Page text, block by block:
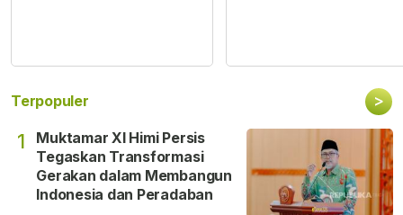
Terpopuler >
1
Muktamar XI Himi Persis
Tegaskan Transformasi
Gerakan dalam Membangun
Indonesia dan Peradaban